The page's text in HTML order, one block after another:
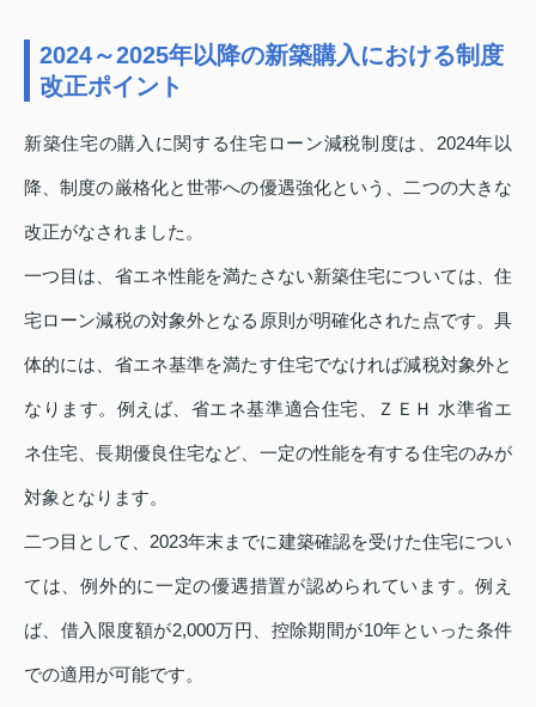
2024～2025年以降の新築購入における制度
改正ポイント
新築住宅の購入に関する住宅ローン減税制度は、2024年以
降、制度の厳格化と世帯への優遇強化という、二つの大きな
改正がなされました。
一つ目は、省エネ性能を満たさない新築住宅については、住
宅ローン減税の対象外となる原則が明確化された点です。具
体的には、省エネ基準を満たす住宅でなければ減税対象外と
なります。例えば、省エネ基準適合住宅、ＺＥＨ 水準省エ
ネ住宅、長期優良住宅など、一定の性能を有する住宅のみが
対象となります。
二つ目として、2023年末までに建築確認を受けた住宅につい
ては、例外的に一定の優遇措置が認められています。例え
ば、借入限度額が2,000万円、控除期間が10年といった条件
での適用が可能です。